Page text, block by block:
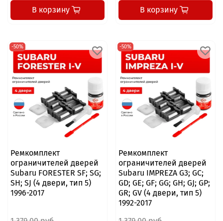
В корзину В корзину
-50%
Ремкомплект
ограничителей дверей
Subaru FORESTER SF; SG;
SH; SJ (4 двери, тип 5)
1996-2017
-50%
Ремкомплект
ограничителей дверей
Subaru IMPREZA G3; GC;
GD; GE; GF; GG; GH; GJ; GP;
GR; GV (4 двери, тип 5)
1992-2017